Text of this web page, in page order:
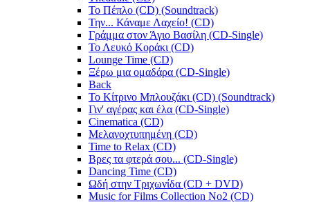
Το Πέπλο (CD) (Soundtrack)
Την... Κάναμε Λαχείο! (CD)
Γράμμα στον Άγιο Βασίλη (CD-Single)
Το Λευκό Κοράκι (CD)
Lounge Time (CD)
Ξέρω μια ομαδάρα (CD-Single)
Back
Το Κίτρινο Μπλουζάκι (CD) (Soundtrack)
Γιν' αγέρας και έλα (CD-Single)
Cinematica (CD)
Μελανοχτυπημένη (CD)
Time to Relax (CD)
Βρες τα φτερά σου... (CD-Single)
Dancing Time (CD)
Ωδή στην Τριχωνίδα (CD + DVD)
Music for Films Collection No2 (CD)